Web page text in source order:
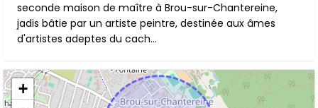
seconde maison de maître à Brou-sur-Chantereine,
jadis bâtie par un artiste peintre, destinée aux âmes
d'artistes adeptes du cach...
+